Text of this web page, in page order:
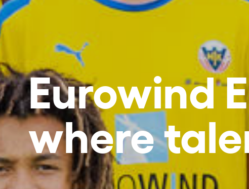
Eurowind
where